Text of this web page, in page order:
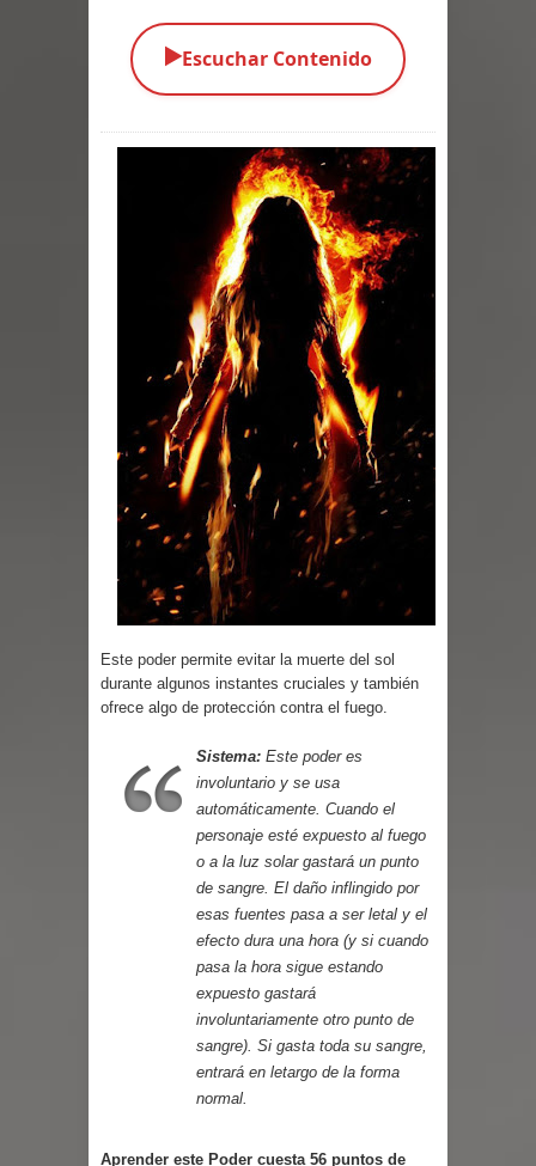
Parte 02: Vuelve el Hijo Prodigo
Parte 01: El Enemigo Interior
Exaltados y Muertos Vivientes
Los Muertos se Levantan (Relato)
Los Monstruos más Buscados
Parte 09: Los Muertos Cuentan
Cuentos
Parte 08: Ultratumba
Parte 07: Asuntos que Resolver
▶️Escuchar Contenido
Este poder permite evitar la muerte del sol
durante algunos instantes cruciales y también
ofrece algo de protección contra el fuego.
Sistema: Este poder es
involuntario y se usa
automáticamente. Cuando el
personaje esté expuesto al fuego
o a la luz solar gastará un punto
de sangre. El daño inflingido por
esas fuentes pasa a ser letal y el
efecto dura una hora (y si cuando
pasa la hora sigue estando
expuesto gastará
involuntariamente otro punto de
sangre). Si gasta toda su sangre,
entrará en letargo de la forma
normal.
Aprender este Poder cuesta 56 puntos de